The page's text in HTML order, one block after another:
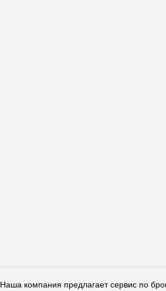
Наша компания предлагает сервис по